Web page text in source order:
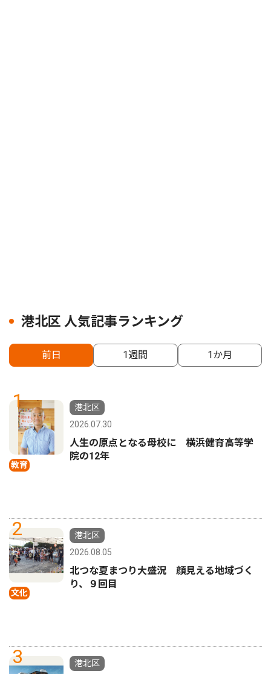
港北区 人気記事ランキング
前日 1週間 1か月
1
教育
港北区
2026.07.30
人生の原点となる母校に 横浜健育高等学
院の12年
2
文化
港北区
2026.08.05
北つな夏まつり大盛況 顔見える地域づく
り、９回目
3
港北区